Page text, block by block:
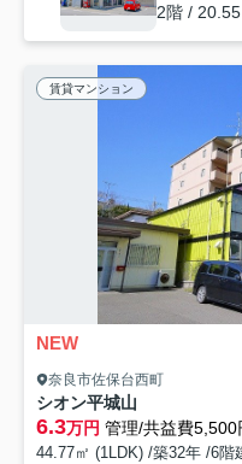
2階 /
賃貸マンション
NEW
奈良市佐保台西町
シオン平城山
6.3万円 管理/共益費5,500
44.77㎡ (1LDK) /築32年 /6階